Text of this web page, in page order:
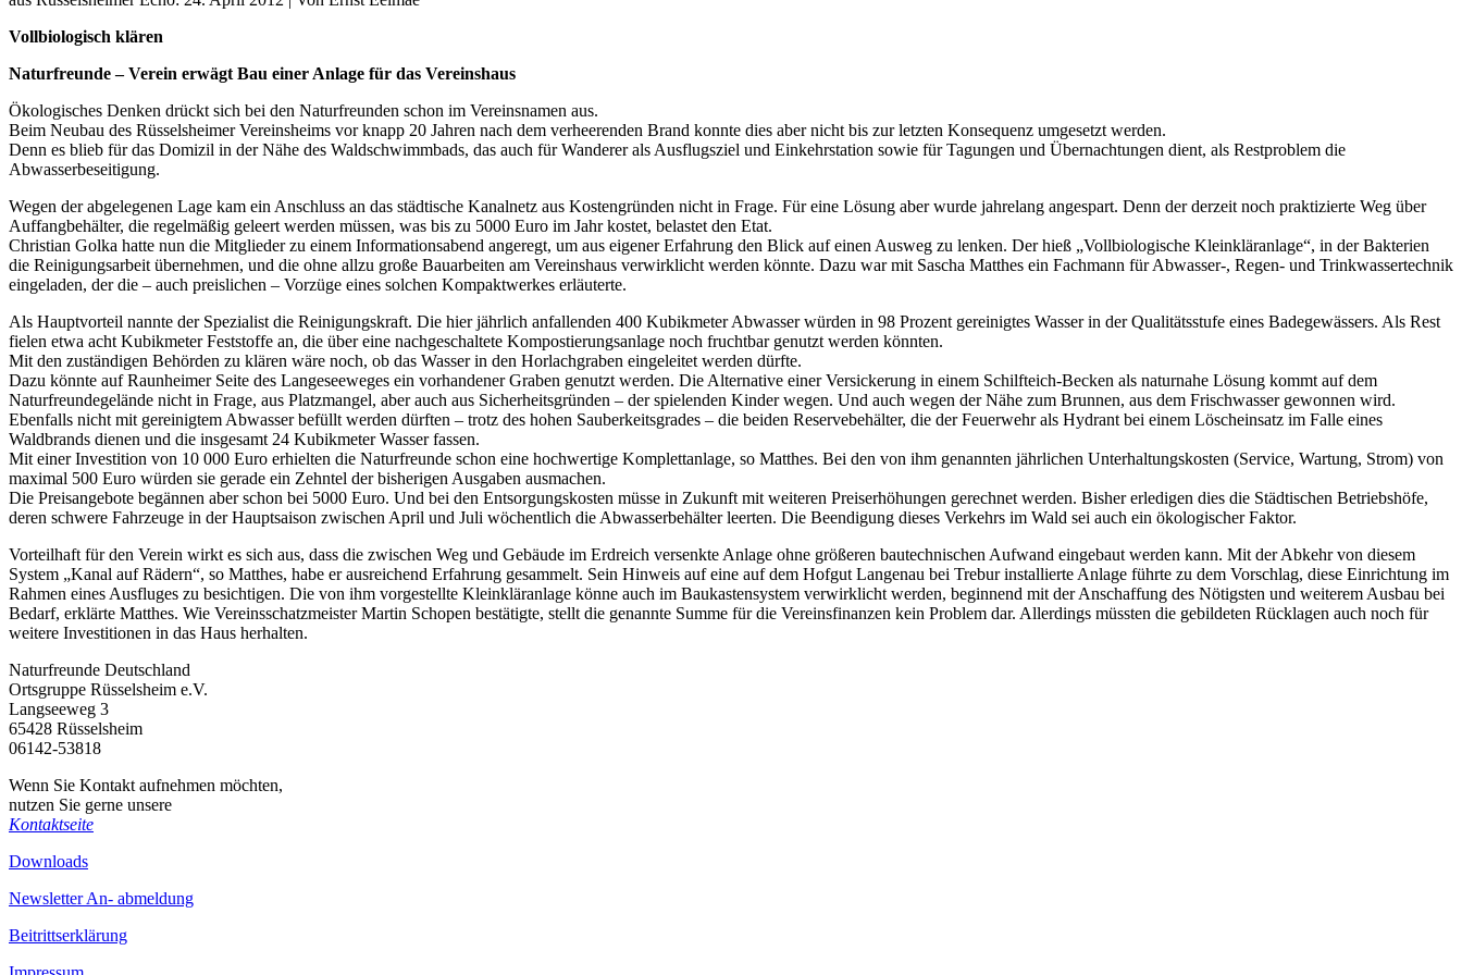
Vollbiologisch klären
Naturfreunde – Verein erwägt Bau einer Anlage für das Vereinshaus
Ökologisches Denken drückt sich bei den Naturfreunden schon im Vereinsnamen aus.
Beim Neubau des Rüsselsheimer Vereinsheims vor knapp 20 Jahren nach dem verheerenden Brand konnte dies aber nicht bis zur letzten Konsequenz umgesetzt werden.
Denn es blieb für das Domizil in der Nähe des Waldschwimmbads, das auch für Wanderer als Ausflugsziel und Einkehrstation sowie für Tagungen und Übernachtungen dient, als Restproblem die
Abwasserbeseitigung.
Wegen der abgelegenen Lage kam ein Anschluss an das städtische Kanalnetz aus Kostengründen nicht in Frage. Für eine Lösung aber wurde jahrelang angespart. Denn der derzeit noch praktizierte Weg über
Auffangbehälter, die regelmäßig geleert werden müssen, was bis zu 5000 Euro im Jahr kostet, belastet den Etat.
Christian Golka hatte nun die Mitglieder zu einem Informationsabend angeregt, um aus eigener Erfahrung den Blick auf einen Ausweg zu lenken. Der hieß „Vollbiologische Kleinkläranlage“, in der Bakterien
die Reinigungsarbeit übernehmen, und die ohne allzu große Bauarbeiten am Vereinshaus verwirklicht werden könnte. Dazu war mit Sascha Matthes ein Fachmann für Abwasser-, Regen- und Trinkwassertechnik
eingeladen, der die – auch preislichen – Vorzüge eines solchen Kompaktwerkes erläuterte.
Als Hauptvorteil nannte der Spezialist die Reinigungskraft. Die hier jährlich anfallenden 400 Kubikmeter Abwasser würden in 98 Prozent gereinigtes Wasser in der Qualitätsstufe eines Badegewässers. Als Rest
fielen etwa acht Kubikmeter Feststoffe an, die über eine nachgeschaltete Kompostierungsanlage noch fruchtbar genutzt werden könnten.
Mit den zuständigen Behörden zu klären wäre noch, ob das Wasser in den Horlachgraben eingeleitet werden dürfte.
Dazu könnte auf Raunheimer Seite des Langeseeweges ein vorhandener Graben genutzt werden. Die Alternative einer Versickerung in einem Schilfteich-Becken als naturnahe Lösung kommt auf dem
Naturfreundegelände nicht in Frage, aus Platzmangel, aber auch aus Sicherheitsgründen – der spielenden Kinder wegen. Und auch wegen der Nähe zum Brunnen, aus dem Frischwasser gewonnen wird.
Ebenfalls nicht mit gereinigtem Abwasser befüllt werden dürften – trotz des hohen Sauberkeitsgrades – die beiden Reservebehälter, die der Feuerwehr als Hydrant bei einem Löscheinsatz im Falle eines
Waldbrands dienen und die insgesamt 24 Kubikmeter Wasser fassen.
Mit einer Investition von 10 000 Euro erhielten die Naturfreunde schon eine hochwertige Komplettanlage, so Matthes. Bei den von ihm genannten jährlichen Unterhaltungskosten (Service, Wartung, Strom) von
maximal 500 Euro würden sie gerade ein Zehntel der bisherigen Ausgaben ausmachen.
Die Preisangebote begännen aber schon bei 5000 Euro. Und bei den Entsorgungskosten müsse in Zukunft mit weiteren Preiserhöhungen gerechnet werden. Bisher erledigen dies die Städtischen Betriebshöfe,
deren schwere Fahrzeuge in der Hauptsaison zwischen April und Juli wöchentlich die Abwasserbehälter leerten. Die Beendigung dieses Verkehrs im Wald sei auch ein ökologischer Faktor.
Vorteilhaft für den Verein wirkt es sich aus, dass die zwischen Weg und Gebäude im Erdreich versenkte Anlage ohne größeren bautechnischen Aufwand eingebaut werden kann. Mit der Abkehr von diesem
System „Kanal auf Rädern“, so Matthes, habe er ausreichend Erfahrung gesammelt. Sein Hinweis auf eine auf dem Hofgut Langenau bei Trebur installierte Anlage führte zu dem Vorschlag, diese Einrichtung im
Rahmen eines Ausfluges zu besichtigen. Die von ihm vorgestellte Kleinkläranlage könne auch im Baukastensystem verwirklicht werden, beginnend mit der Anschaffung des Nötigsten und weiterem Ausbau bei
Bedarf, erklärte Matthes. Wie Vereinsschatzmeister Martin Schopen bestätigte, stellt die genannte Summe für die Vereinsfinanzen kein Problem dar. Allerdings müssten die gebildeten Rücklagen auch noch für
weitere Investitionen in das Haus herhalten.
Naturfreunde Deutschland
Ortsgruppe Rüsselsheim e.V.
Langseeweg 3
65428 Rüsselsheim
06142-53818
Wenn Sie Kontakt aufnehmen möchten,
nutzen Sie gerne unsere
Kontaktseite
Downloads
Newsletter An- abmeldung
Beitrittserklärung